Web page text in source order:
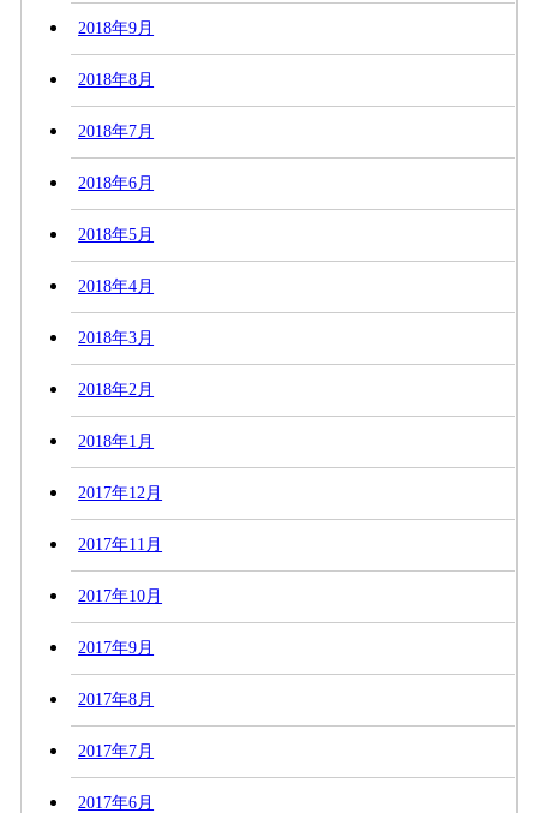
2018年9月
2018年8月
2018年7月
2018年6月
2018年5月
2018年4月
2018年3月
2018年2月
2018年1月
2017年12月
2017年11月
2017年10月
2017年9月
2017年8月
2017年7月
2017年6月